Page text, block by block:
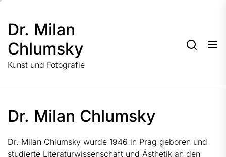
content
Dr. Milan
Chlumsky
Kunst und Fotografie
Dr. Milan Chlumsky
Dr. Milan Chlumsky wurde 1946 in Prag geboren und
studierte Literaturwissenschaft und Ästhetik an den